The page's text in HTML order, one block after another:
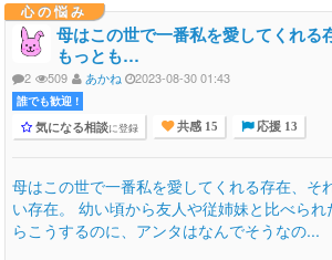
心の悩み
母はこの世で一番私を愛してくれる
もっとも…
2 509 あかね 2023-08-30 01:43
誰でも歓迎 !
気になる相談に登録 共感 15 応援 13
母はこの世で一番私を愛してくれる存在、そ
い存在。 幼い頃から友人や従姉妹と比べら
らこうするのに、アンタはなんでそうなの...